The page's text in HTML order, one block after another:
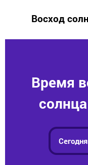
Восход
Время
Сегодня